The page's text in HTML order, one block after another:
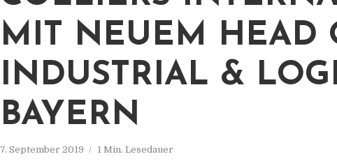
MIT NEUEM HEAD
INDUSTRIAL &
BAYERN
7. September 2019 1 Min. Lesedauer